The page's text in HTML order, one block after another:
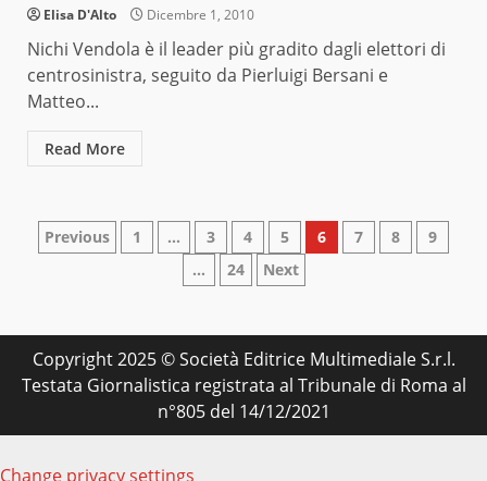
Elisa D'Alto Dicembre 1, 2010
Nichi Vendola è il leader più gradito dagli elettori di
centrosinistra, seguito da Pierluigi Bersani e
Matteo...
Read More
Paginazione
articoli
Previous 1 … 3 4 5 6 7 8
9
…
24 Next
Copyright 2025 © Società Editrice Multimediale S.r.l.
Testata Giornalistica registrata al Tribunale di Roma al
n°805 del 14/12/2021
Change privacy settings